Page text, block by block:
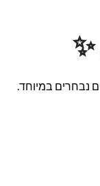
נבחרים במיוחד.